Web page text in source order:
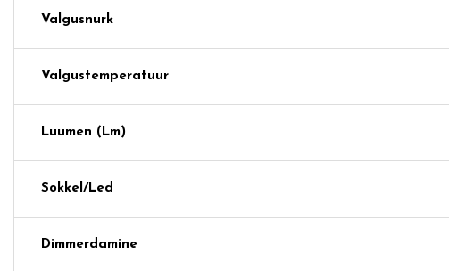
Valgusnurk
Valgustemperatuur
Luumen (lm)
Sokkel/Led
Dimmerdamine